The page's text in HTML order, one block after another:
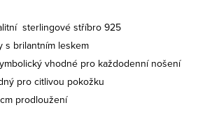
sterlingové stříbro 925
s brilantním leskem
vhodné pro každodenní nošení
pro citlivou pokožku
prodloužení